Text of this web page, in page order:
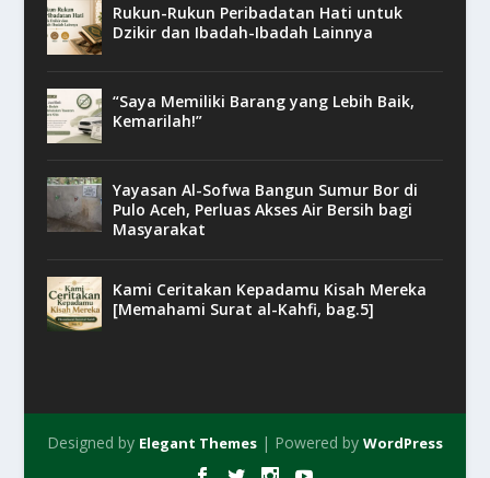
Rukun-Rukun Peribadatan Hati untuk
Dzikir dan Ibadah-Ibadah Lainnya
“Saya Memiliki Barang yang Lebih Baik,
Kemarilah!”
Yayasan Al-Sofwa Bangun Sumur Bor di
Pulo Aceh, Perluas Akses Air Bersih bagi
Masyarakat
Kami Ceritakan Kepadamu Kisah Mereka
[Memahami Surat al-Kahfi, bag.5]
Designed by Elegant Themes| Powered by WordPress